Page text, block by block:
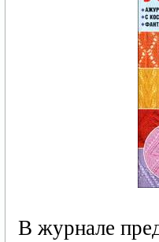
В журнале